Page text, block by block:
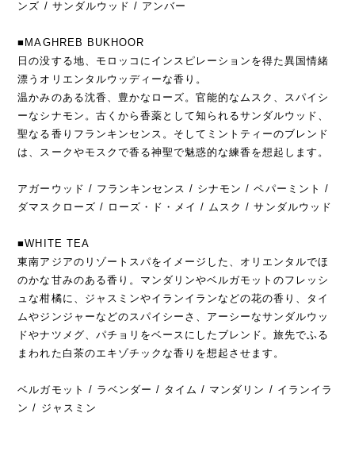
ンズ / サンダルウッド / アンバー
■MAGHREB BUKHOOR
日の没する地、モロッコにインスピレーションを得た異国情緒
漂うオリエンタルウッディーな香り。
温かみのある沈香、豊かなローズ。官能的なムスク、スパイシ
ーなシナモン。古くから香薬として知られるサンダルウッド、
聖なる香りフランキンセンス。そしてミントティーのブレンド
は、スークやモスクで香る神聖で魅惑的な練香を想起します。
アガーウッド / フランキンセンス / シナモン / ペパーミント /
ダマスクローズ / ローズ・ド・メイ / ムスク / サンダルウッド
■WHITE TEA
東南アジアのリゾートスパをイメージした、オリエンタルでほ
のかな甘みのある香り。マンダリンやベルガモットのフレッシ
ュな柑橘に、ジャスミンやイランイランなどの花の香り、タイ
ムやジンジャーなどのスパイシーさ、アーシーなサンダルウッ
ドやナツメグ、パチョリをベースにしたブレンド。旅先でふる
まわれた白茶のエキゾチックな香りを想起させます。
ベルガモット / ラベンダー / タイム / マンダリン / イランイラ
ン / ジャスミン